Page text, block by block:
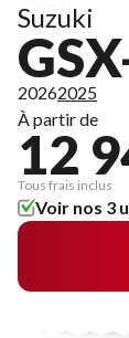
Suzuki
20262025
À partir de
12
Tous frais inclus
Voir nos 3